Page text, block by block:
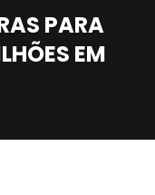
PARA
EM